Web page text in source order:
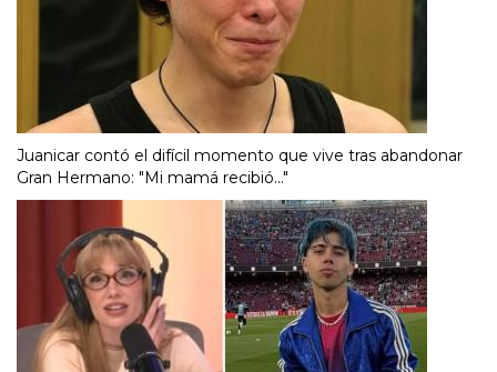
Juanicar contó el difícil momento que vive tras abandonar
Gran Hermano: "Mi mamá recibió..."